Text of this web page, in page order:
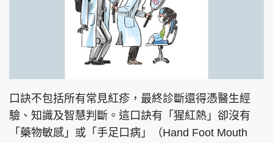
口訣不包括所有常見紅疹，最終診斷還得憑醫生經
驗、知識及智慧判斷。這口訣有「猩紅熱」卻沒有
「藥物敏感」或「手足口病」（Hand Foot Mouth